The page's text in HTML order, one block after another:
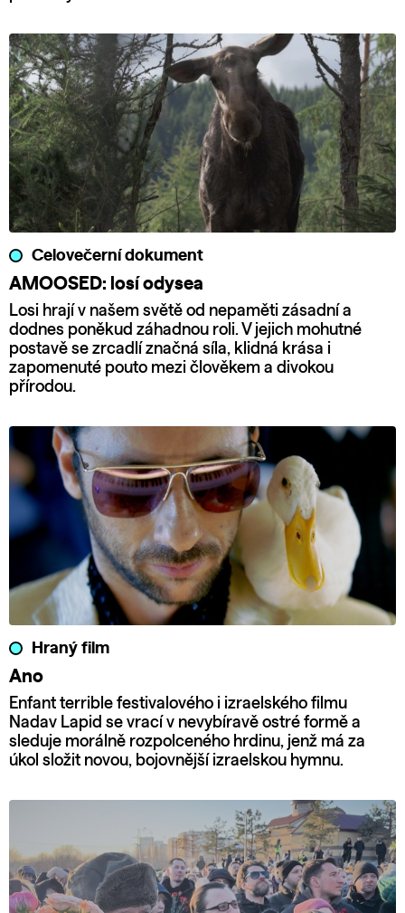
Celovečerní dokument
AMOOSED: losí odysea
Losi hrají v našem světě od nepaměti zásadní a
dodnes poněkud záhadnou roli. V jejich mohutné
postavě se zrcadlí značná síla, klidná krása i
zapomenuté pouto mezi člověkem a divokou
přírodou.
Hraný film
Ano
Enfant terrible festivalového i izraelského filmu
Nadav Lapid se vrací v nevybíravě ostré formě a
sleduje morálně rozpolceného hrdinu, jenž má za
úkol složit novou, bojovnější izraelskou hymnu.